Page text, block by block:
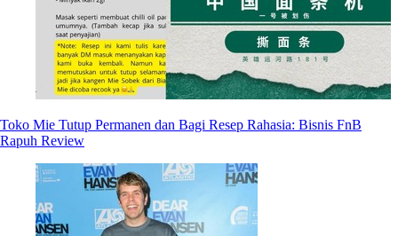
Toko Mie Tutup Permanen dan Bagi Resep Rahasia: Bisnis FnB
Rapuh Review